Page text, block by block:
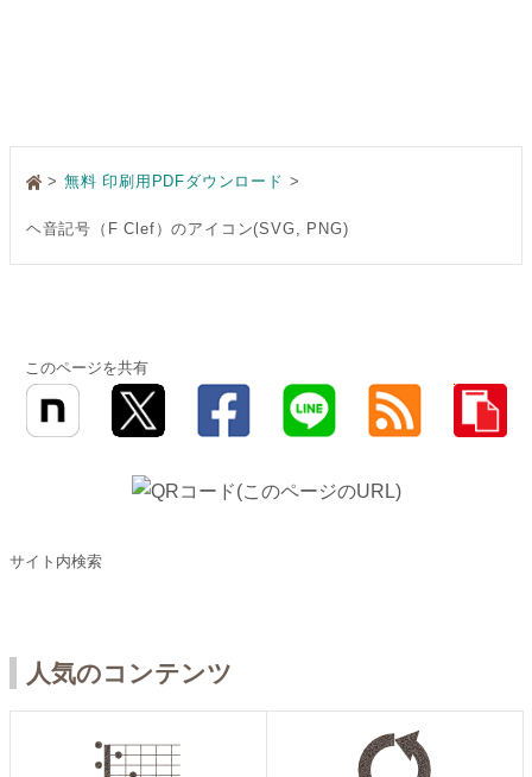
> 無料 印刷用PDFダウンロード
ヘ音記号（F Clef）のアイコン(SVG, PNG)
このページを共有
サイト内検索
人気のコンテンツ